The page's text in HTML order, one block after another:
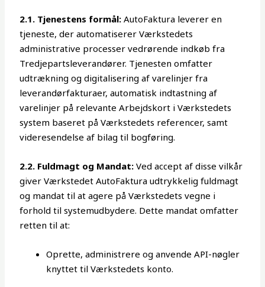
2.1. Tjenestens formål: AutoFaktura leverer en
tjeneste, der automatiserer Værkstedets
administrative processer vedrørende indkøb fra
Tredjepartsleverandører. Tjenesten omfatter
udtrækning og digitalisering af varelinjer fra
leverandørfakturaer, automatisk indtastning af
varelinjer på relevante Arbejdskort i Værkstedets
system baseret på Værkstedets referencer, samt
videresendelse af bilag til bogføring.
2.2. Fuldmagt og Mandat: Ved accept af disse vilkår
giver Værkstedet AutoFaktura udtrykkelig fuldmagt
og mandat til at agere på Værkstedets vegne i
forhold til systemudbydere. Dette mandat omfatter
retten til at:
Oprette, administrere og anvende API-nøgler
knyttet til Værkstedets konto.